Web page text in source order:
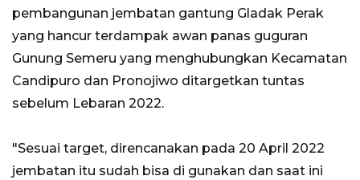
pembangunan jembatan gantung Gladak Perak
yang hancur terdampak awan panas guguran
Gunung Semeru yang menghubungkan Kecamatan
Candipuro dan Pronojiwo ditargetkan tuntas
sebelum Lebaran 2022.
"Sesuai target, direncanakan pada 20 April 2022
jembatan itu sudah bisa di gunakan dan saat ini